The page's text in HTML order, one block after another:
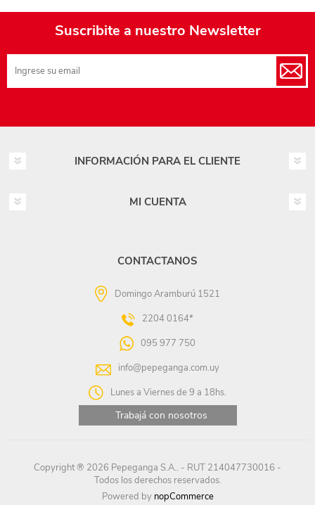
Suscribite a nuestro Newsletter
INFORMACIÓN PARA EL CLIENTE
MI CUENTA
CONTACTANOS
Domingo Aramburú 1521
2204 0164*
095 977 750
info@pepeganga.com.uy
Lunes a Viernes de 9 a 18hs.
Trabajá con nosotros
Copyright ® 2026 Pepeganga S.A.. - RUT 214047730016 -
Todos los derechos reservados.
Powered by nopCommerce